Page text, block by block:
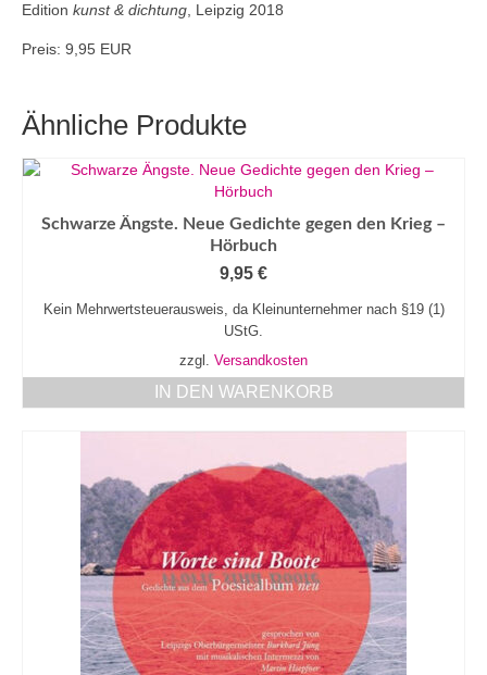
Edition kunst & dichtung, Leipzig 2018
Preis: 9,95 EUR
Ähnliche Produkte
Schwarze Ängste. Neue Gedichte gegen den Krieg –
Hörbuch
9,95 €
Kein Mehrwertsteuerausweis, da Kleinunternehmer nach §19 (1)
UStG.
zzgl. Versandkosten
IN DEN WARENKORB